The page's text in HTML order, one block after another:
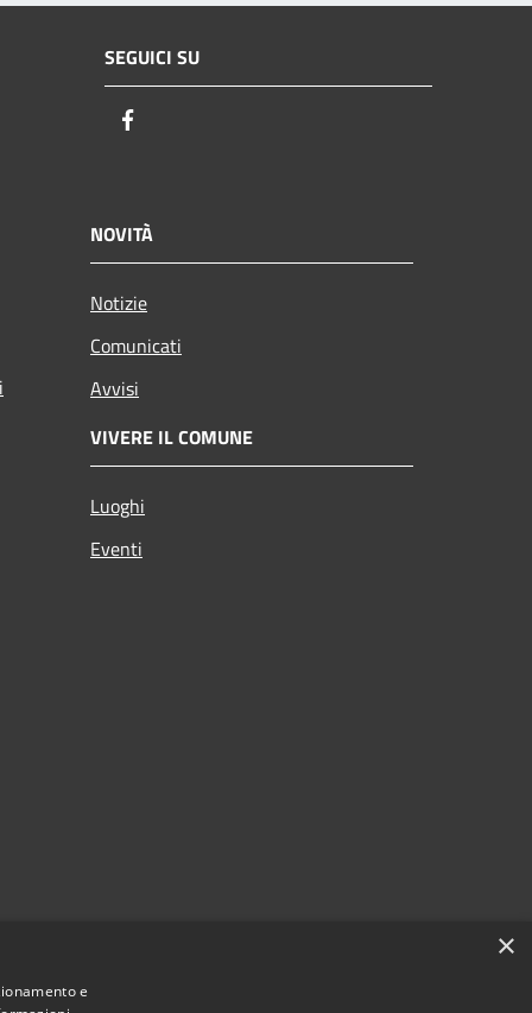
SEGUICI SU
NOVITÀ
Notizie
Comunicati
Avvisi
VIVERE IL COMUNE
Luoghi
Eventi
×
e